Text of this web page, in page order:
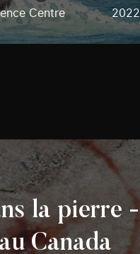
Centre 2022
la pierre -
Canada